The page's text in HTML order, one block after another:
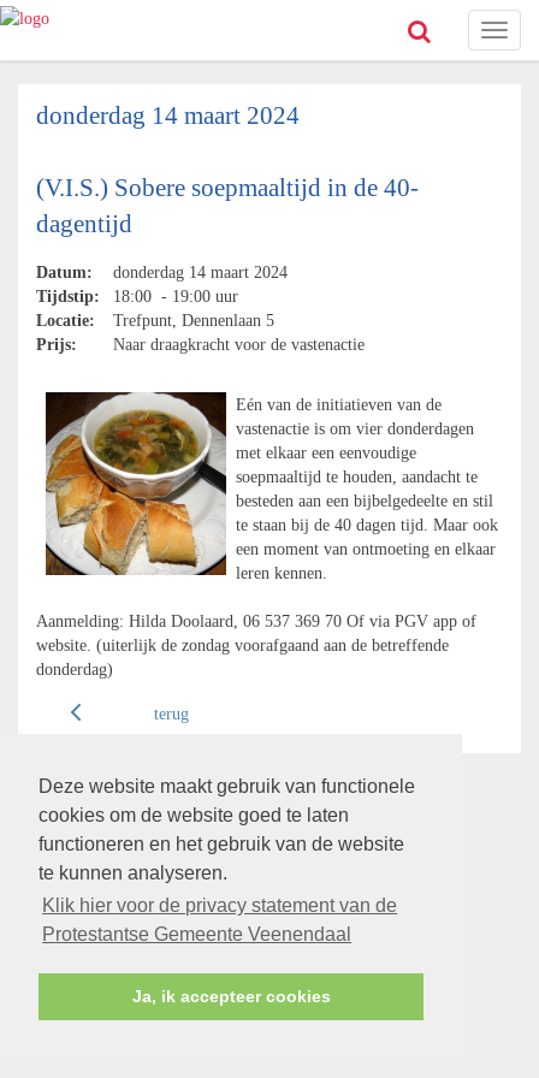
Deze website maakt gebruik van functionele
cookies om de website goed te laten
functioneren en het gebruik van de website
te kunnen analyseren.
Klik hier voor de privacy statement van de
Protestantse Gemeente Veenendaal
Ja, ik accepteer cookies
Toggle
donderdag 14 maart 2024
(V.I.S.) Sobere soepmaaltijd in de 40-
dagentijd
Datum:
donderdag 14 maart 2024
Tijdstip:
18:00 - 19:00 uur
Locatie:
Trefpunt, Dennenlaan 5
Prijs:
Naar draagkracht voor de vastenactie
Eén van de initiatieven van de
vastenactie is om vier donderdagen
met elkaar een eenvoudige
soepmaaltijd te houden, aandacht te
besteden aan een bijbelgedeelte en stil
te staan bij de 40 dagen tijd. Maar ook
een moment van ontmoeting en elkaar
leren kennen.
Aanmelding: Hilda Doolaard, 06 537 369 70 Of via PGV app of
website. (uiterlijk de zondag voorafgaand aan de betreffende
donderdag)
terug